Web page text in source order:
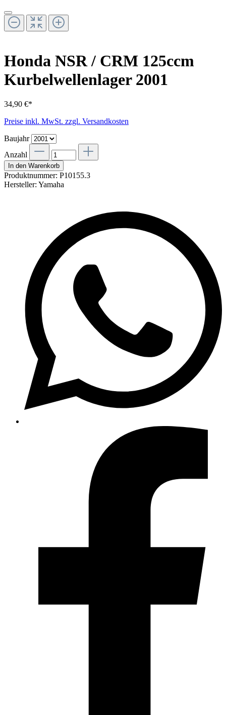
Honda NSR / CRM 125ccm
Kurbelwellenlager 2001
34,90 €*
Preise inkl. MwSt. zzgl. Versandkosten
Baujahr
Anzahl
In den Warenkorb
Produktnummer: P10155.3
Hersteller: Yamaha